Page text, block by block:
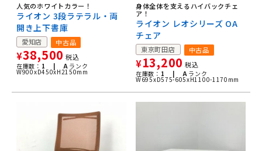
人気のホワイトカラー！
ライオン 3段ラテラル・両
開き上下書庫
愛知店 中古品
¥38,500 税込
在庫数： 1 | A ランク
W900xD450xH2150mm
身体全体を支えるハイバックチェ
ア！
ライオン レオシリーズ OA
チェア
東京町田店 中古品
¥13,200 税込
在庫数： 1 | A ランク
W695xD575-605xH1100-1170mm